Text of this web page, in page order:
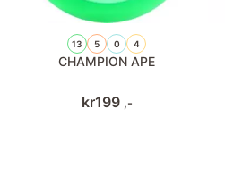
13 5 0 4
CHAMPION APE
kr199 ,-